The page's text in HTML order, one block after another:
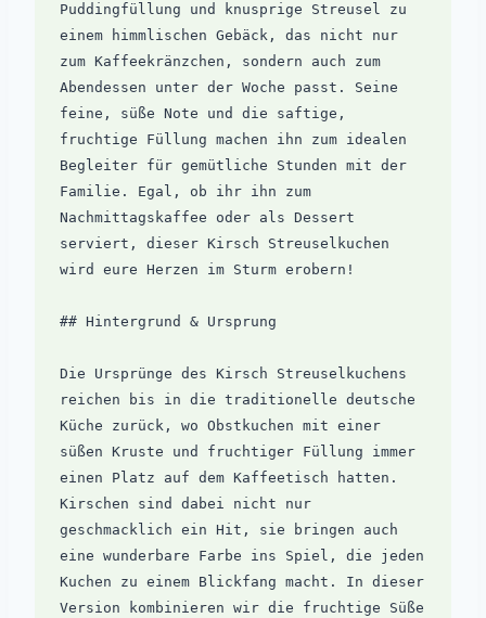
Puddingfüllung und knusprige Streusel zu
einem himmlischen Gebäck, das nicht nur
zum Kaffeekränzchen, sondern auch zum
Abendessen unter der Woche passt. Seine
feine, süße Note und die saftige,
fruchtige Füllung machen ihn zum idealen
Begleiter für gemütliche Stunden mit der
Familie. Egal, ob ihr ihn zum
Nachmittagskaffee oder als Dessert
serviert, dieser Kirsch Streuselkuchen
wird eure Herzen im Sturm erobern!
## Hintergrund & Ursprung
Die Ursprünge des Kirsch Streuselkuchens
reichen bis in die traditionelle deutsche
Küche zurück, wo Obstkuchen mit einer
süßen Kruste und fruchtiger Füllung immer
einen Platz auf dem Kaffeetisch hatten.
Kirschen sind dabei nicht nur
geschmacklich ein Hit, sie bringen auch
eine wunderbare Farbe ins Spiel, die jeden
Kuchen zu einem Blickfang macht. In dieser
Version kombinieren wir die fruchtige Süße